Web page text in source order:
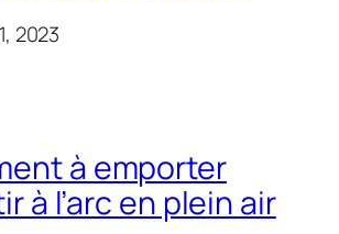
2023
à emporter
à l’arc en plein air